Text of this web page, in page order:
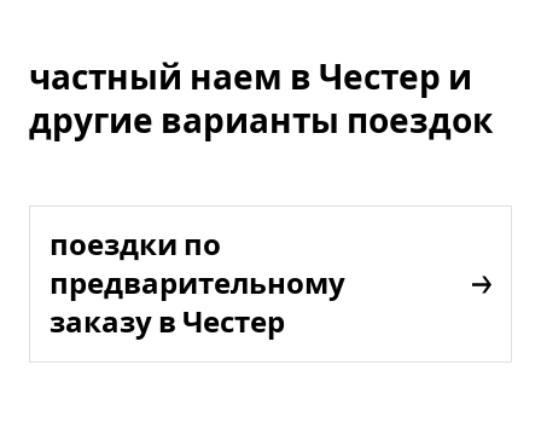
частный наем в Честер и
другие варианты поездок
поездки по
предварительному
заказу в Честер